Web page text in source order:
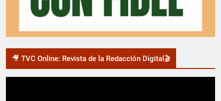
🎥 TVC Online: Revista de la Redacción Digital🎬